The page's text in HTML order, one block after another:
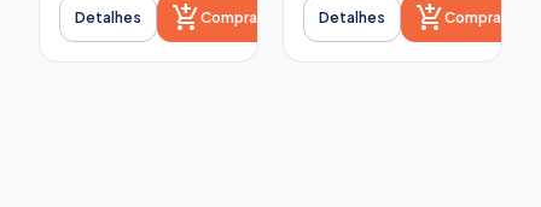
Detalhes add_shopping_cartComprar Detalhes add_shopping_cartComprar